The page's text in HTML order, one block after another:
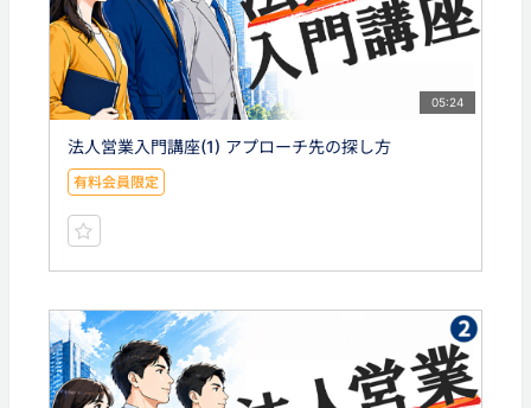
05:24
法人営業入門講座(1) アプローチ先の探し方
有料会員限定